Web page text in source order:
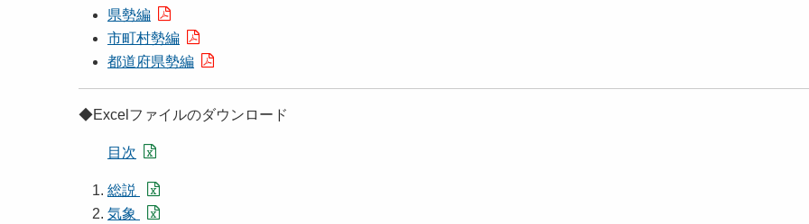
県勢編
市町村勢編
都道府県勢編
◆Excelファイルのダウンロード
目次
総説
気象